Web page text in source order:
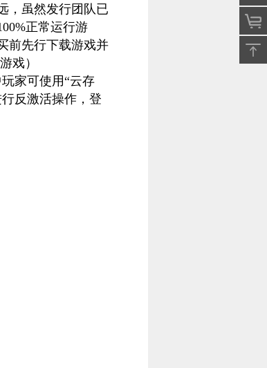
，虽然发行团队已
正常运行游
前先行下载游戏并
戏）
家可使用“云存
反激活操作，登